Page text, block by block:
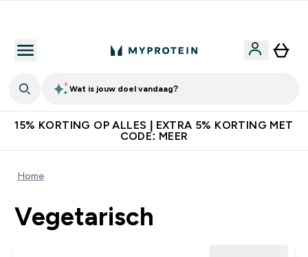
Wat is jouw doel vandaag?
15% KORTING OP ALLES | EXTRA 5% KORTING MET
CODE: MEER
Home
Vegetarisch